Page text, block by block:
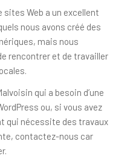
sites Web a un excellent
nous avons créé des
mais nous
rencontrer et de travailler
qui a besoin d’une
ou, si vous avez
qui nécessite des travaux
contactez-nous car